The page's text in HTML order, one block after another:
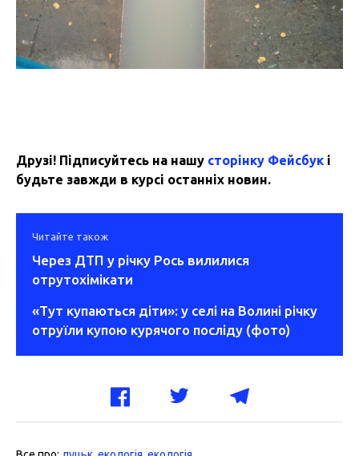
Друзі! Підписуйтесь на нашу сторінку Фейсбук і
будьте завжди в курсі останніх новин.
Читайте також
Через ДТП у річку Рось вилилися
отрутохімікати
«Тут купаються діти»: у селі на Волині річку
отруїли купою курячого посліду (фото)